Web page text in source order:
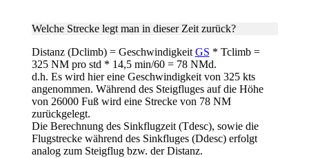
Welche Strecke legt man in dieser Zeit zurück?
Distanz (Dclimb) = GeschwindigkeitGS * Tclimb =
325 NM pro std * 14,5 min/60 = 78 NMd.
d.h. Es wird hier eine Geschwindigkeit von 325 kts
angenommen. Während des Steigfluges auf die Höhe
von 26000 Fuß wird eine Strecke von 78 NM
zurückgelegt.
Die Berechnung des Sinkflugzeit (Tdesc), sowie die
Flugstrecke während des Sinkfluges (Ddesc) erfolgt
analog zum Steigflug bzw. der Distanz.